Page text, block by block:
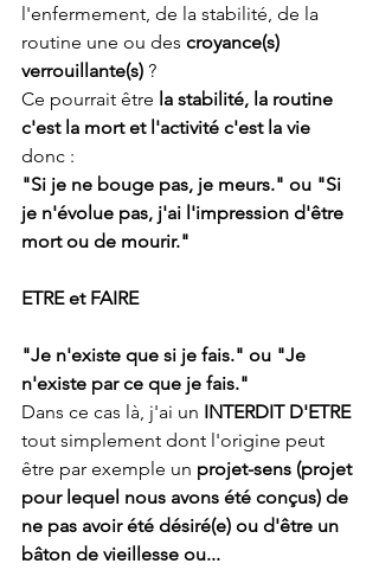
l'enfermement, de la stabilité, de la
routine une ou des croyance(s)
verrouillante(s) ?
Ce pourrait être la stabilité, la routine
c'est la mort et l'activité c'est la vie
donc :
"Si je ne bouge pas, je meurs." ou "Si
je n'évolue pas, j'ai l'impression d'être
mort ou de mourir."
ETRE et FAIRE
"Je n'existe que si je fais." ou "Je
n'existe par ce que je fais."
Dans ce cas là, j'ai un INTERDIT D'ETRE
tout simplement dont l'origine peut
être par exemple un projet-sens (projet
pour lequel nous avons été conçus) de
ne pas avoir été désiré(e) ou d'être un
bâton de vieillesse ou...